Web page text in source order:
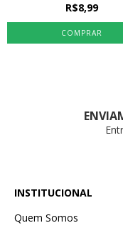
R$8,99
INSTITUCIONAL
Quem Somos